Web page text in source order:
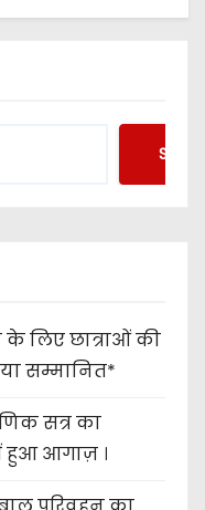
के लिए छात्राओं की
सम्मानित*
सत्र का
हुआ आगाज़ ।